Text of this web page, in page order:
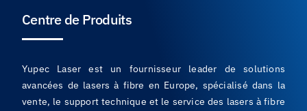
Centre de Produits
Yupec Laser est un fournisseur leader de solutions
avancées de lasers à fibre en Europe, spécialisé dans la
vente, le support technique et le service des lasers à fibre